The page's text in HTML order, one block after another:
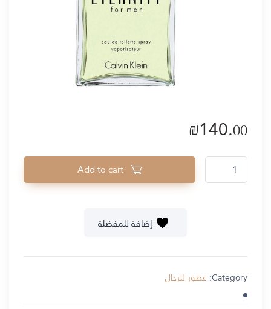
₪140.00
ETERNITY quantity
Add to cart
إضافة للمفضلة
Category: عطور للرجال